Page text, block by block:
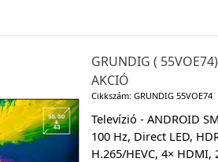
GRUNDIG (
AKCIÓ
Cikkszám: GRUNDIG 55VOE74
Televízió - ANDROID
100 Hz, Direct LED,
H.265/HEVC, 4× HDMI,